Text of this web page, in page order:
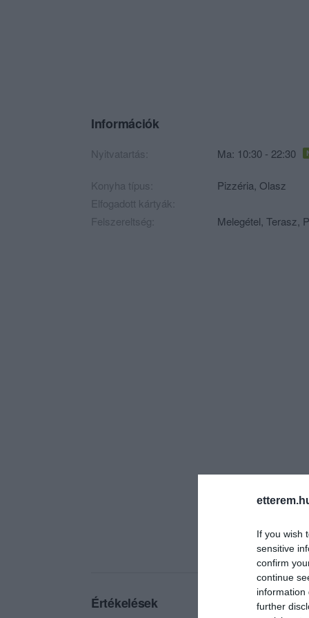
If you wish
sensitive
confirm
continue
information
further
Információk
Nyitvatartás: Ma: 10:30 - 22:30
Konyha típus: Pizzéria, Olasz
Elfogadott kártyák:
Felszereltség:
Melegétel, Terasz,
Értékelések